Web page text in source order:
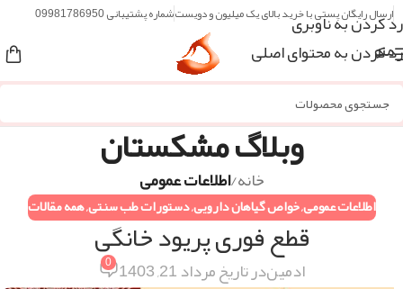
رد کردن به ناوبری
رد کردن به محتوای اصلی
ارسال رایگان پستی با خرید بالای یک میلیون و دویستشماره پشتیبانی 09981786950
منو
وبلاگ مشکستان
خانه/اطلاعات عمومی
اطلاعات عمومی,خواص گیاهان دارویی,دستورات طب سنتی,همه مقالات
قطع فوری پریود خانگی
ادمیندر تاریخ مرداد 21, 1403 0